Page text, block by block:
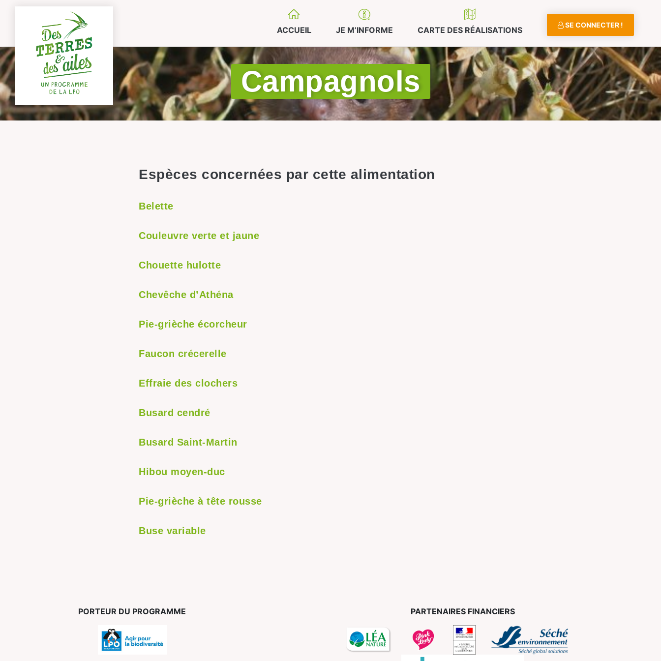
ACCUEIL JE M’INFORME CARTE DES RÉALISATIONS
SE CONNECTER !
Campagnols
Espèces concernées par cette alimentation
Belette
Couleuvre verte et jaune
Chouette hulotte
Chevêche d’Athéna
Pie-grièche écorcheur
Faucon crécerelle
Effraie des clochers
Busard cendré
Busard Saint-Martin
Hibou moyen-duc
Pie-grièche à tête rousse
Buse variable
PORTEUR DU PROGRAMME PARTENAIRES FINANCIERS